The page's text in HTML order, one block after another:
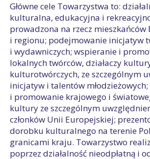
Główne cele Towarzystwa to:
kulturalna, edukacyjna i
prowadzona na rzecz mieszkańców
i regionu; podejmowanie inicjatyw
i wydawniczych; wspieranie i
lokalnych twórców, działaczy
kulturotwórczych, ze szczególnym
inicjatyw i talentów
i promowanie krajowego i
kultury ze szczególnym
członków Unii Europejskiej;
dorobku kulturalnego na terenie
granicami kraju. Towarzystwo
poprzez działalność nieodpłatną i